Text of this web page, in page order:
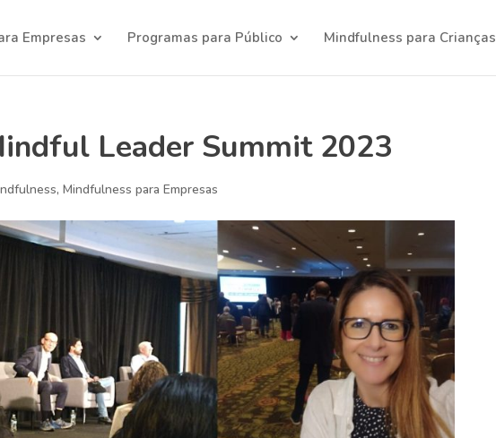
Empresas Programas para Público Mindfulness para Crianças
Leader Summit 2023
,Mindfulness para Empresas